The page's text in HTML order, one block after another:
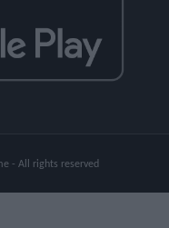
- All rights reserved